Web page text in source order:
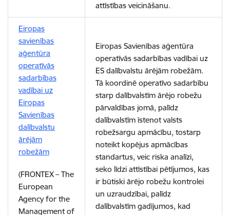
attīstības veicināšanu.
Eiropas
savienības
aģentūra
operatīvās
sadarbības
vadībai uz
Eiropas
Savienības
dalībvalstu
ārējām
robežām
(FRONTEX – The
European
Agency for the
Management of
Eiropas Savienības aģentūra
operatīvās sadarbības vadībai uz
ES dalībvalstu ārējām robežām.
Tā koordinē operatīvo sadarbību
starp dalībvalstīm ārējo robežu
pārvaldības jomā, palīdz
dalībvalstīm īstenot valsts
robežsargu apmācību, tostarp
noteikt kopējus apmācības
standartus, veic riska analīzi,
seko līdzi attīstībai pētījumos, kas
ir būtiski ārējo robežu kontrolei
un uzraudzībai, palīdz
dalībvalstīm gadījumos, kad